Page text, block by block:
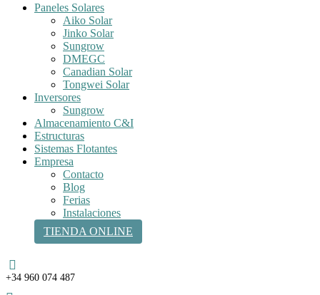
Toggle
navigation
Paneles Solares
Aiko Solar
Jinko Solar
Sungrow
DMEGC
Canadian Solar
Tongwei Solar
Inversores
Sungrow
Almacenamiento C&I
Estructuras
Sistemas Flotantes
Empresa
Contacto
Blog
Ferias
Instalaciones
TIENDA ONLINE
Teléfono
+34 960 074 487